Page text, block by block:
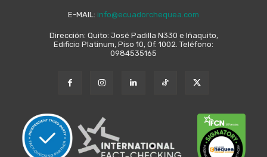
E-MAIL: info@ecuadorchequea.com
Dirección: Quito: José Padilla N330 e Iñaquito,
Edificio Platinum, Piso 10, Of. 1002. Teléfono:
0984535165